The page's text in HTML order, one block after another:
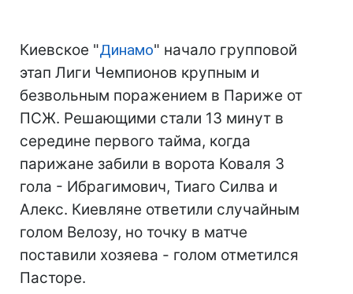
Киевское "Динамо" начало групповой
этап Лиги Чемпионов крупным и
безвольным поражением в Париже от
ПСЖ. Решающими стали 13 минут в
середине первого тайма, когда
парижане забили в ворота Коваля 3
гола - Ибрагимович, Тиаго Силва и
Алекс. Киевляне ответили случайным
голом Велозу, но точку в матче
поставили хозяева - голом отметился
Пасторе.